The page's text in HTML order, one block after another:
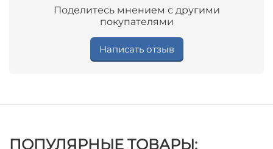
Поделитесь мнением с другими
покупателями
Написать отзыв
ПОПУЛЯРНЫЕ ТОВАРЫ: